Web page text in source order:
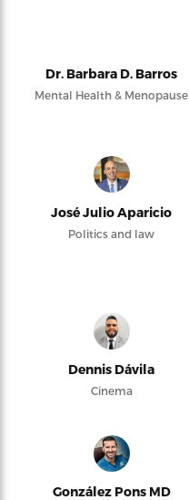
Dr. Barbara D. Barros
Mental Health & Menopause
José Julio Aparicio
Politics and law
Dennis Dávila
Cinema
González Pons MD